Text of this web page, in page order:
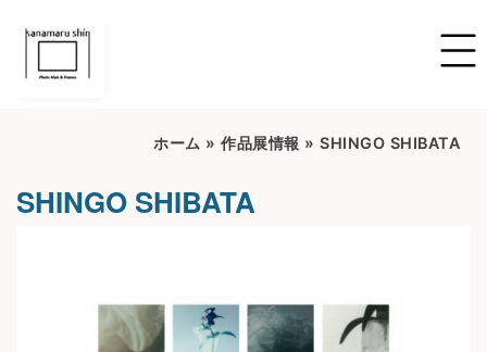
ホーム » 作品展情報 » SHINGO SHIBATA
SHINGO SHIBATA